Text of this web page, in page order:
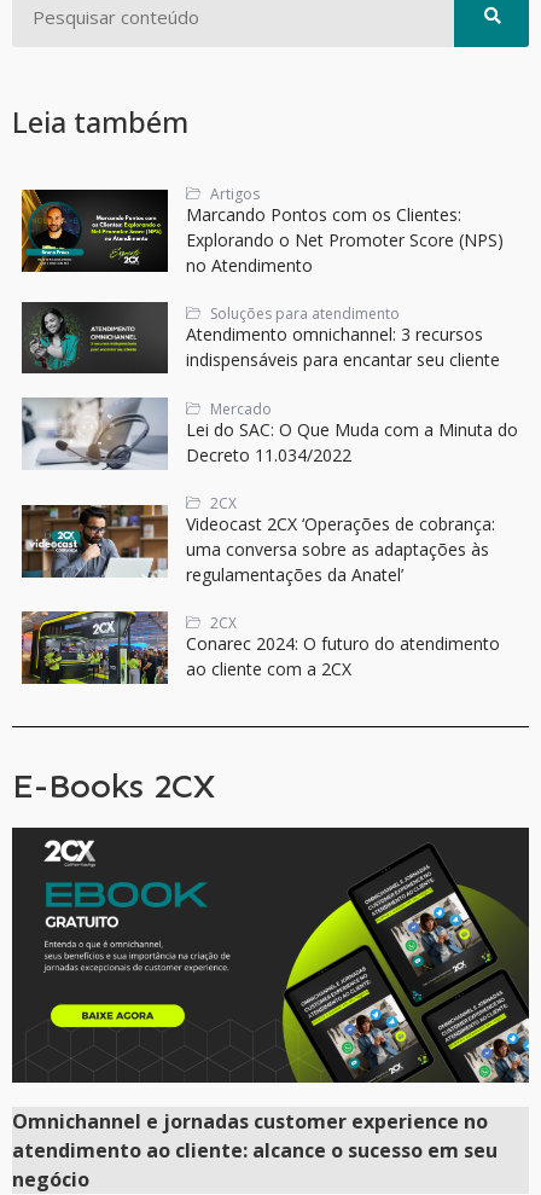
Leia também
Artigos
Marcando Pontos com os Clientes:
Explorando o Net Promoter Score (NPS)
no Atendimento
Soluções para atendimento
Atendimento omnichannel: 3 recursos
indispensáveis para encantar seu cliente
Mercado
Lei do SAC: O Que Muda com a Minuta do
Decreto 11.034/2022
2CX
Videocast 2CX ‘Operações de cobrança:
uma conversa sobre as adaptações às
regulamentações da Anatel’
2CX
Conarec 2024: O futuro do atendimento
ao cliente com a 2CX
E-Books 2CX
Omnichannel e jornadas customer experience no
atendimento ao cliente: alcance o sucesso em seu
negócio